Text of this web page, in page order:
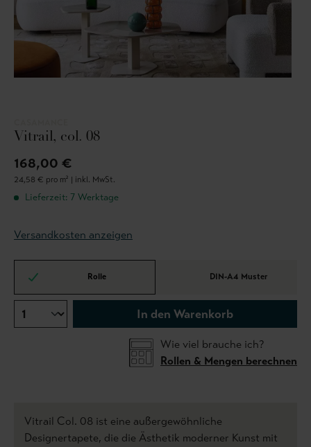
Vitrail, col. 08
168,00 €
24,58 € pro m² | inkl. MwSt.
Lieferzeit: 7 Werktage
Versandkosten anzeigen
Rolle DIN-A4 Muster
In den Warenkorb
Wie viel brauche ich?
Rollen & Mengen berechnen
Vitrail Col. 08 ist eine außergewöhnliche
Designertapete, die die Ästhetik moderner Kunst mit